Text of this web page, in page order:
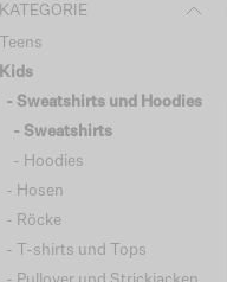
KATEGORIE
Teens
Kids
- Sweatshirts und Hoodies
- Sweatshirts
- Hoodies
- Hosen
- Röcke
- T-shirts und Tops